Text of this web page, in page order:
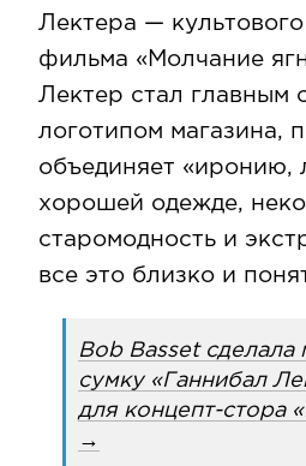
Лектера —
фильма «Молчание
Лектер стал главным
логотипом магазина,
объединяет «иронию,
хорошей одежде,
старомодность и
все это близко и
Bob Basset сделала
сумку «Ганнибал
для концепт-стора
→